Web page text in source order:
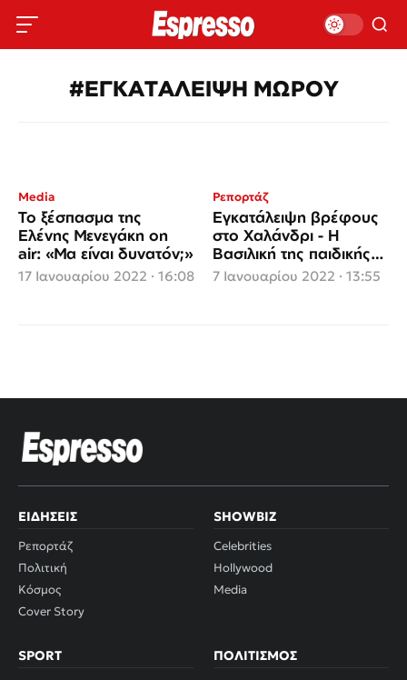
#ΕΓΚΑΤΑΛΕΙΨΗ ΜΩΡΟΥ
Media
Το ξέσπασμα της
Ελένης Μενεγάκη on
air: «Μα είναι δυνατόν;»
17 Ιανουαρίου 2022 · 16:08
Ρεπορτάζ
Εγκατάλειψη βρέφους
στο Χαλάνδρι - Η
Βασιλική της παιδικής
χαράς
7 Ιανουαρίου 2022 · 13:55
ΕΙΔΉΣΕΙΣ
Ρεπορτάζ
Πολιτική
Κόσμος
Cover Story
SHOWBIZ
Celebrities
Hollywood
Media
SPORT ΠΟΛΙΤΙΣΜΌΣ